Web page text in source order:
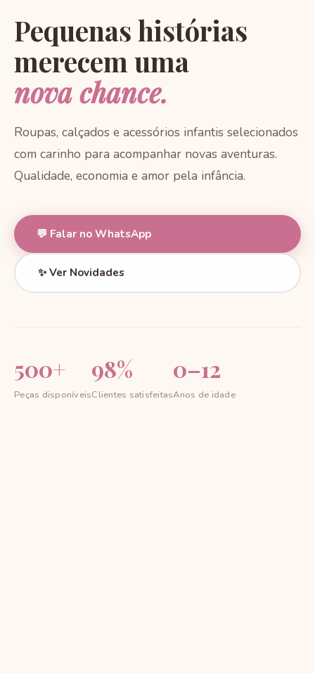
Pequenas histórias
merecem uma
nova chance.
Roupas, calçados e acessórios infantis selecionados
com carinho para acompanhar novas aventuras.
Qualidade, economia e amor pela infância.
💬 Falar no WhatsApp
✨ Ver Novidades
500+
Peças disponíveis
98%
Clientes satisfeitas
0–12
Anos de idade